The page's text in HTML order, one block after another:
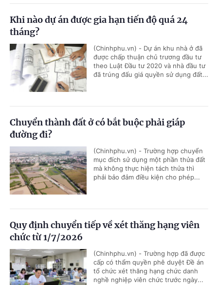
Khi nào dự án được gia hạn tiến độ quá 24
tháng?
(Chinhphu.vn) - Dự án khu nhà ở đã
được chấp thuận chủ trương đầu tư
theo Luật Đầu tư 2020 và nhà đầu tư
đã trúng đấu giá quyền sử dụng đất...
Chuyển thành đất ở có bắt buộc phải giáp
đường đi?
(Chinhphu.vn) - Trường hợp chuyển
mục đích sử dụng một phần thửa đất
mà không thực hiện tách thửa thì
phải bảo đảm điều kiện cho phép...
Quy định chuyển tiếp về xét thăng hạng viên
chức từ 1/7/2026
(Chinhphu.vn) - Trường hợp đã được
cấp có thẩm quyền phê duyệt Đề án
tổ chức xét thăng hạng chức danh
nghề nghiệp viên chức trước ngày...